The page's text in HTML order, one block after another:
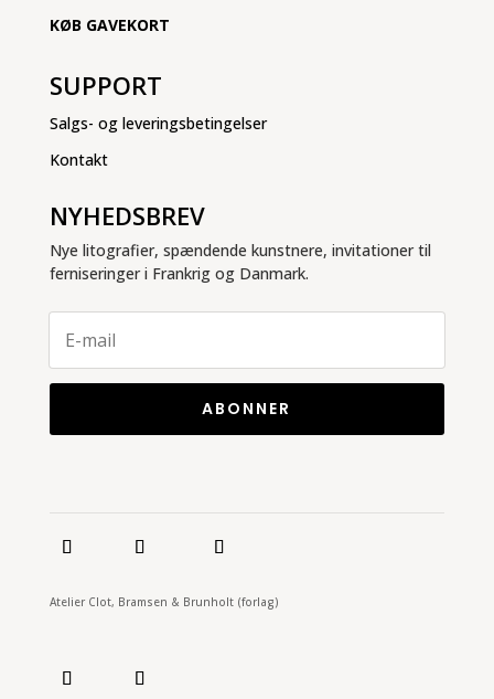
KØB GAVEKORT
SUPPORT
Salgs- og leveringsbetingelser
Kontakt
NYHEDSBREV
Nye litografier, spændende kunstnere, invitationer til
ferniseringer i Frankrig og Danmark.
ABONNER
Atelier Clot, Bramsen & Brunholt (forlag)